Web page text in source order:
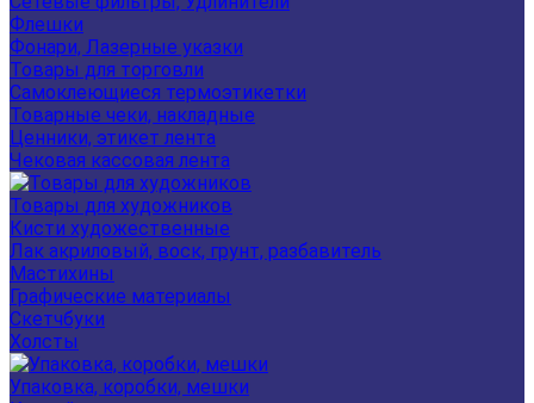
Флешки
Фонари, Лазерные указки
Товары для торговли
Самоклеющиеся термоэтикетки
Товарные чеки, накладные
Ценники, этикет лента
Чековая кассовая лента
Товары для художников
Кисти художественные
Лак акриловый, воск, грунт, разбавитель
Мастихины
Графические материалы
Скетчбуки
Холсты
Упаковка, коробки, мешки